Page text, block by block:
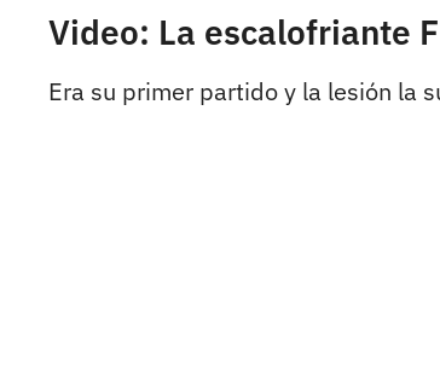
Video: La escalofriante
Era su primer partido y la lesión la